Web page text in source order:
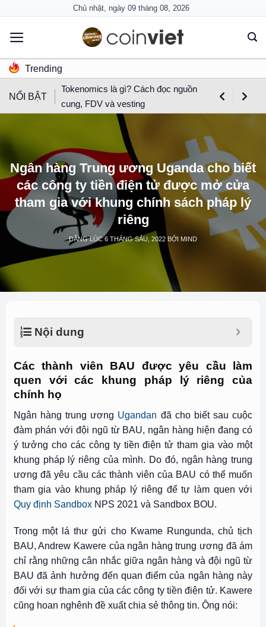
content
Chủ nhật, ngày 09 tháng 08, 2026
Trending
NỔI BẬT
Tokenomics là gì? Cách đọc nguồn
cung, FDV và vesting
Ngân hàng Trung ương Uganda cho biết
các công ty tiền điện tử được mở cửa
tham gia với khung chính sách pháp lý
riêng
ĐĂNG LÚC6 THÁNG SÁU, 2022BỞI MIND
Nội dung
Các thành viên BAU được yêu cầu làm
quen với các khung pháp lý riêng của
chính họ
Ngân hàng trung ương Ugandan đã cho biết sau cuộc
đàm phán với đội ngũ từ BAU, ngân hàng hiện đang có
ý tưởng cho các công ty tiền điện tử tham gia vào một
khung pháp lý riêng của mình. Do đó, ngân hàng trung
ương đã yêu cầu các thành viên của BAU có thể muốn
tham gia vào khung pháp lý riêng để tự làm quen với
Quy định SandboxNPS 2021 và Sandbox BOU.
Trong một lá thư gửi cho Kwame Rungunda, chủ tịch
BAU, Andrew Kawere của ngân hàng trung ương đã ám
chỉ rằng những cân nhắc giữa ngân hàng và đội ngũ từ
BAU đã ảnh hưởng đến quan điểm của ngân hàng này
đối với sự tham gia của các công ty tiền điện tử. Kawere
cũng hoan nghênh đề xuất chia sẻ thông tin. Ông nói: